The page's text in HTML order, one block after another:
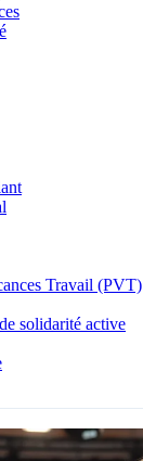
Travail (PVT)
solidarité active